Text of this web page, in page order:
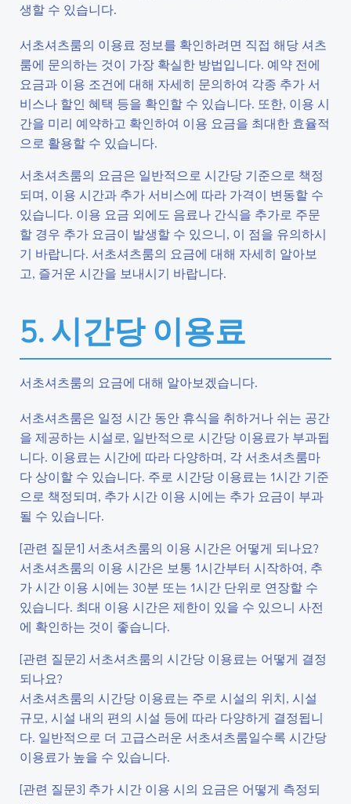
생할 수 있습니다.
서초셔츠룸의 이용료 정보를 확인하려면 직접 해당 셔츠
룸에 문의하는 것이 가장 확실한 방법입니다. 예약 전에
요금과 이용 조건에 대해 자세히 문의하여 각종 추가 서
비스나 할인 혜택 등을 확인할 수 있습니다. 또한, 이용 시
간을 미리 예약하고 확인하여 이용 요금을 최대한 효율적
으로 활용할 수 있습니다.
서초셔츠룸의 요금은 일반적으로 시간당 기준으로 책정
되며, 이용 시간과 추가 서비스에 따라 가격이 변동할 수
있습니다. 이용 요금 외에도 음료나 간식을 추가로 주문
할 경우 추가 요금이 발생할 수 있으니, 이 점을 유의하시
기 바랍니다. 서초셔츠룸의 요금에 대해 자세히 알아보
고, 즐거운 시간을 보내시기 바랍니다.
5. 시간당 이용료
서초셔츠룸의 요금에 대해 알아보겠습니다.
서초셔츠룸은 일정 시간 동안 휴식을 취하거나 쉬는 공간
을 제공하는 시설로, 일반적으로 시간당 이용료가 부과됩
니다. 이용료는 시간에 따라 다양하며, 각 서초셔츠룸마
다 상이할 수 있습니다. 주로 시간당 이용료는 1시간 기준
으로 책정되며, 추가 시간 이용 시에는 추가 요금이 부과
될 수 있습니다.
[관련 질문1] 서초셔츠룸의 이용 시간은 어떻게 되나요?
서초셔츠룸의 이용 시간은 보통 1시간부터 시작하여, 추
가 시간 이용 시에는 30분 또는 1시간 단위로 연장할 수
있습니다. 최대 이용 시간은 제한이 있을 수 있으니 사전
에 확인하는 것이 좋습니다.
[관련 질문2] 서초셔츠룸의 시간당 이용료는 어떻게 결정
되나요?
서초셔츠룸의 시간당 이용료는 주로 시설의 위치, 시설
규모, 시설 내의 편의 시설 등에 따라 다양하게 결정됩니
다. 일반적으로 더 고급스러운 서초셔츠룸일수록 시간당
이용료가 높을 수 있습니다.
[관련 질문3] 추가 시간 이용 시의 요금은 어떻게 측정되